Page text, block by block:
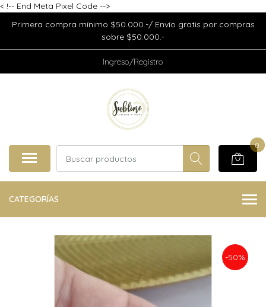
< !-- End Meta Pixel Code -->
Primera compra mínimo $50.000.-/ Envío gratis por compras
sobre $50.000.-
Ingreso/Registro
0
CATEGORÍAS
-50%